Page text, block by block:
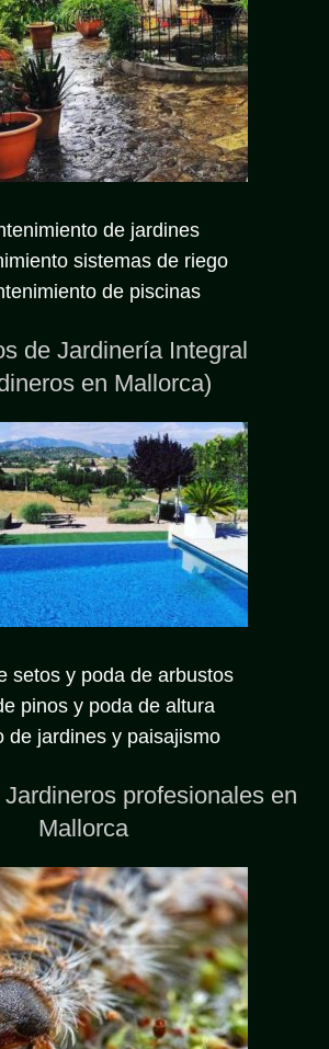
de jardines
sistemas de riego
de piscinas
de Jardinería Integral
en Mallorca)
setos y poda de arbustos
pinos y poda de altura
de jardines y paisajismo
profesionales en
Mallorca